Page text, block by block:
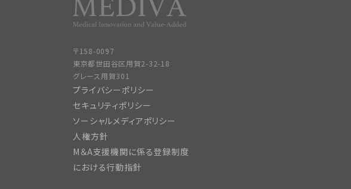
〒158-0097
東京都世田谷区用賀2-32-18
グレース用賀301
プライバシーポリシー
セキュリティポリシー
ソーシャルメディアポリシー
人権方針
M＆A支援機関に係る登録制度
における行動指針